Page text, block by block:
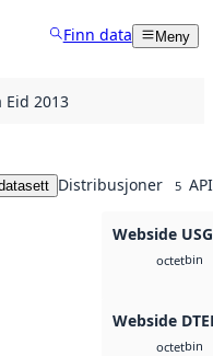
Finn data Meny
Eid 2013
Distribusjoner 5
Webside
octetbin
Webside
octetbin